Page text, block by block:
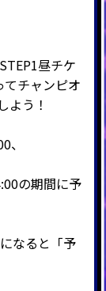
昼チケ
てチャンピオ
よう！
の期間に予
なると「予